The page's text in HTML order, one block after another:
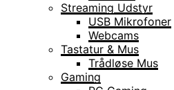
Streaming Udstyr
USB Mikrofoner
Webcams
Tastatur & Mus
Trådløse Mus
Gaming